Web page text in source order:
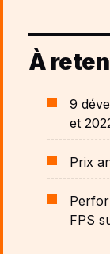
À
9
et
Prix
FPS